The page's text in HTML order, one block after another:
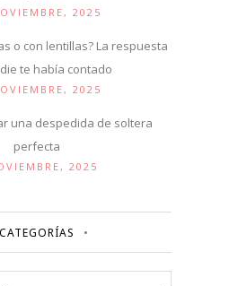
2025
o con lentillas? La respuesta
te había contado
2025
una despedida de soltera
perfecta
2025
CATEGORÍAS